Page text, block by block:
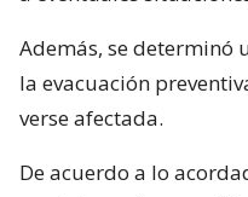
Además, se determinó
la evacuación
verse afectada.
De acuerdo a lo